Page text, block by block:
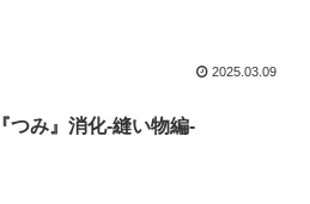
2025.03.09
『つみ』消化-縫い物編-